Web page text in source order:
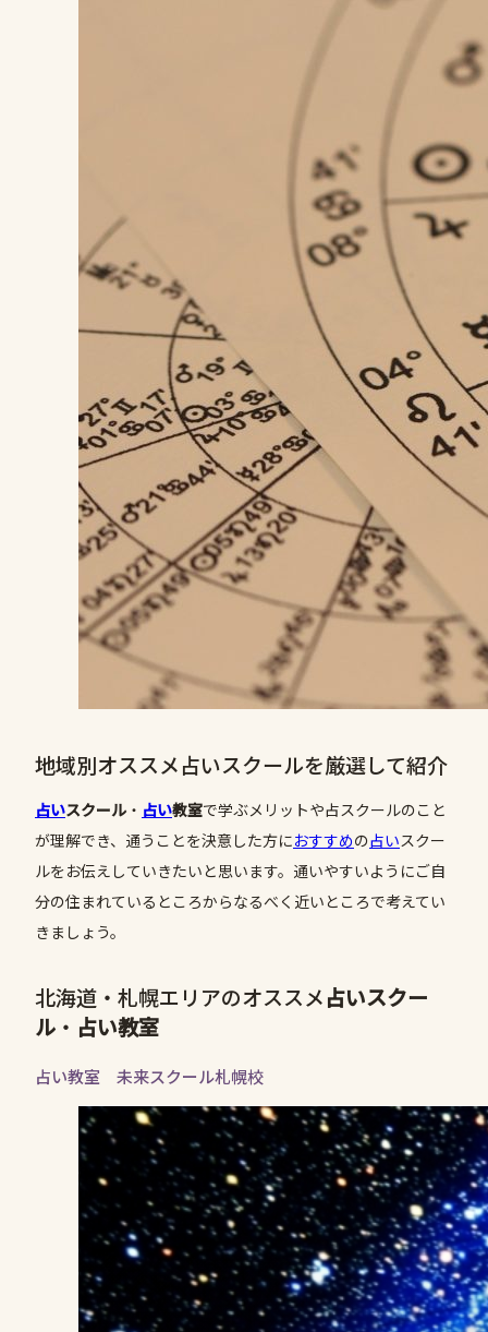
地域別オススメ占いスクールを厳選して紹介
占いスクール ・ 占い教室で学ぶメリットや占スクールのこと
が理解でき、通うことを決意した方におすすめの占いスクー
ルをお伝えしていきたいと思います。通いやすいようにご自
分の住まれているところからなるべく近いところで考えてい
きましょう。
北海道・札幌エリアのオススメ占いスクー
ル ・ 占い教室
占い教室 未来スクール札幌校